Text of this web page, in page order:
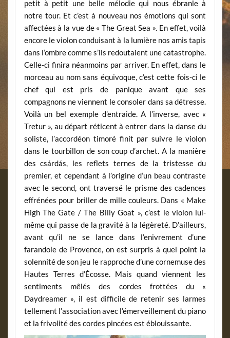
petit à petit une belle mélodie qui nous ébranle à
notre tour. Et c’est à nouveau nos émotions qui sont
affectées à la vue de « The Great Sea ». En effet, voilà
encore le violon conduisant à la lumière nos amis tapis
dans l’ombre comme s’ils redoutaient une catastrophe.
Celle-ci finira néanmoins par arriver. En effet, dans le
morceau au nom sans équivoque, c’est cette fois-ci le
chef qui est pris de panique avant que ses
compagnons ne viennent le consoler dans sa détresse.
Voilà un bel exemple d’entraide. A l’inverse, avec «
Tretur », au départ réticent à entrer dans la danse du
soliste, l’accordéon timoré finit par suivre le violon
dans le tourbillon de son coup d’archet. A la manière
des csárdás, les reflets ternes de la tristesse du
premier, et cependant à l’origine d’un beau contraste
avec le second, ont traversé le prisme des cadences
effrénées pour briller de mille couleurs. Dans « Make
High The Gate / The Billy Goat », c’est le violon lui-
même qui passe de la gravité à la légèreté. D’ailleurs,
avant qu’il ne se lance dans l’enivrement d’une
farandole de Provence, on est surpris à quel point la
solennité de son jeu le rapproche d’une cornemuse des
Hautes Terres d’Écosse. Mais quand viennent les
sentiments mêlés des cordes frottées du «
Daydreamer », il est difficile de retenir ses larmes
tellement l’association avec l’émerveillement du piano
et la frivolité des cordes pincées est éblouissante.